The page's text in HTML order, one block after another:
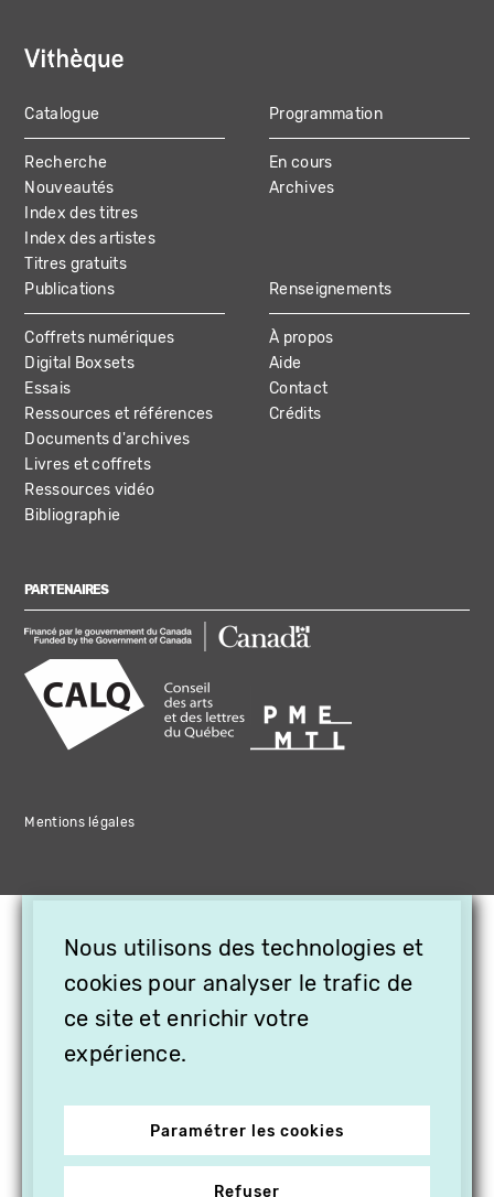
MAIN
NAVIGATION
Catalogue
Recherche
Nouveautés
Index des titres
Index des artistes
Titres gratuits
Programmation
En cours
Archives
Publications
Coffrets numériques
Digital Boxsets
Essais
Ressources et références
Documents d'archives
Livres et coffrets
Ressources vidéo
Bibliographie
Renseignements
À propos
Aide
Contact
Crédits
PARTENAIRES
Mentions légales
Nous utilisons des technologies et
cookies pour analyser le trafic de
ce site et enrichir votre
expérience.
Paramétrer les cookies
Refuser
OFFREZ LA VIDÉO EN
CADEAU, ABONNEZ VOS
PROCHES À VITHÈQUE !